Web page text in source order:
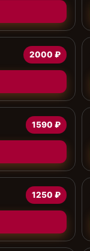
2000 ₽
1590 ₽
1250 ₽